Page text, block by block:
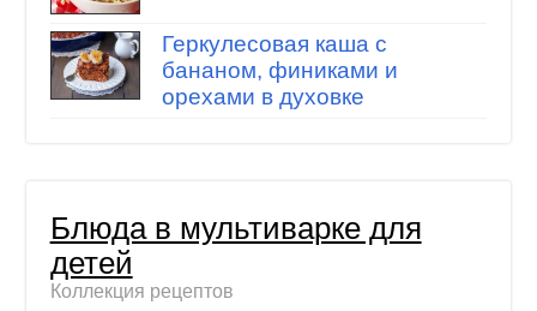
Геркулесовая каша с
бананом, финиками и
орехами в духовке
Блюда в мультиварке для
детей
Коллекция рецептов